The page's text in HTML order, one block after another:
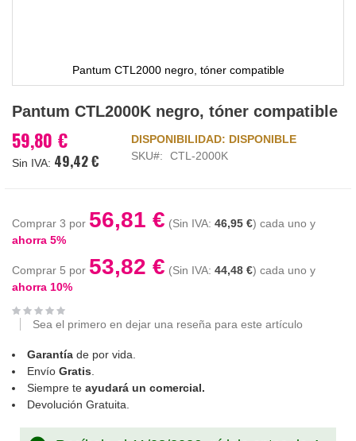
Pantum CTL2000 negro, tóner compatible
al
de
la
Pantum CTL2000K negro, tóner compatible
59,80 €
49,42 €
DISPONIBILIDAD: DISPONIBLE
SKU
CTL-2000K
Comprar 3 por 56,81 € 46,95 € cada uno y
ahorra 5%
Comprar 5 por 53,82 € 44,48 € cada uno y
ahorra 10%
Sea el primero en dejar una reseña para este artículo
Garantía de por vida.
Envío Gratis.
Siempre te ayudará un comercial.
Devolución Gratuita.